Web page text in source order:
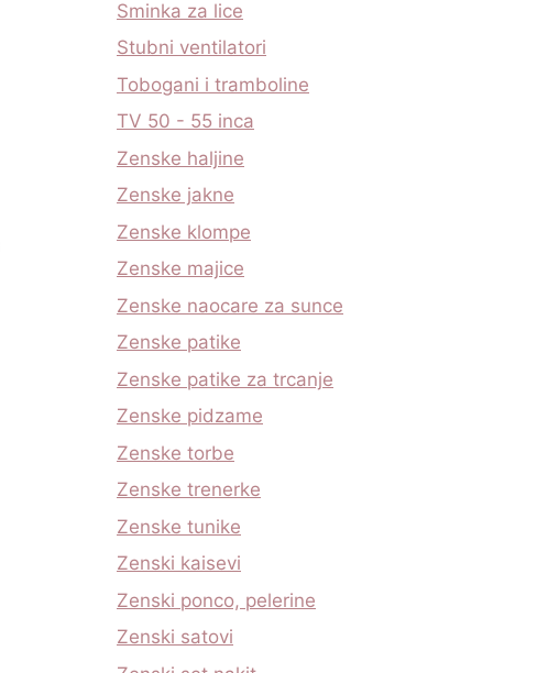
Sminka za lice
Stubni ventilatori
Tobogani i tramboline
TV 50 - 55 inca
Zenske haljine
Zenske jakne
Zenske klompe
Zenske majice
Zenske naocare za sunce
Zenske patike
Zenske patike za trcanje
Zenske pidzame
Zenske torbe
Zenske trenerke
Zenske tunike
Zenski kaisevi
Zenski ponco, pelerine
Zenski satovi